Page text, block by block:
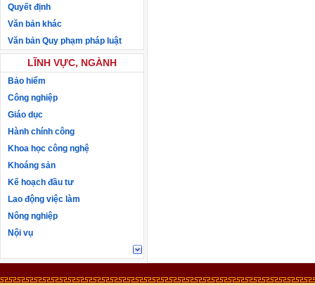
Quyết định
Văn bản khác
Văn bản Quy phạm pháp luật
LĨNH VỰC, NGÀNH
Bảo hiểm
Công nghiệp
Giáo dục
Hành chính công
Khoa học công nghệ
Khoáng sản
Kế hoạch đầu tư
Lao động việc làm
Nông nghiệp
Nội vụ